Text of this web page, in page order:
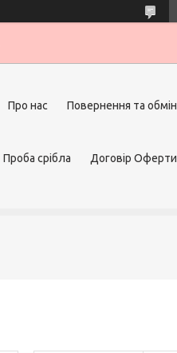
Про нас Повернення та обмін
Проба срібла Договір Оферти